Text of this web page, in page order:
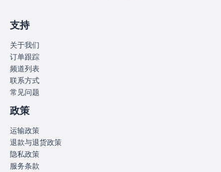
支持
关于我们
订单跟踪
频道列表
联系方式
常见问题
政策
运输政策
退款与退货政策
隐私政策
服务条款